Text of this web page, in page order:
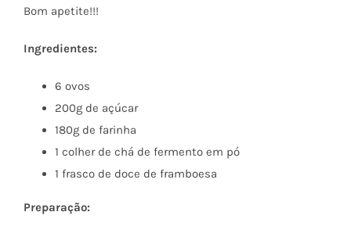
Bom apetite!!!
Ingredientes:
6 ovos
200g de açúcar
180g de farinha
1 colher de chá de fermento em pó
1 frasco de doce de framboesa
Preparação: